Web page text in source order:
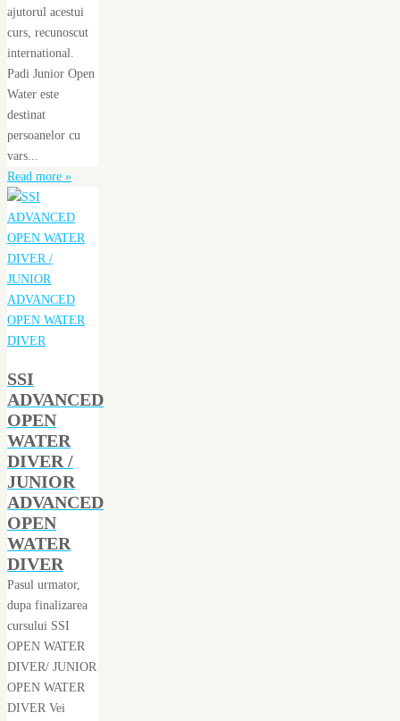
ajutorul acestui
curs, recunoscut
international.
Padi Junior Open
Water este
destinat
persoanelor cu
vars...
Read more »
SSI
ADVANCED
OPEN
WATER
DIVER /
JUNIOR
ADVANCED
OPEN
WATER
DIVER
Pasul urmator,
dupa finalizarea
cursului SSI
OPEN WATER
DIVER/ JUNIOR
OPEN WATER
DIVER Vei